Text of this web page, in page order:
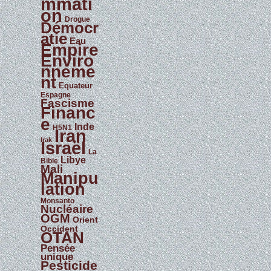
mmati
on Drogue
Démocr
atie Eau
Empire
Enviro
nneme
nt Equateur
Espagne
Fascisme
Financ
e H5N1 Inde
Irak Iran
Israël La
Bible Libye
Mali
Manipu
lation
Monsanto
Nucléaire
OGM Orient
Occident
OTAN
Pensée
unique
Pesticide